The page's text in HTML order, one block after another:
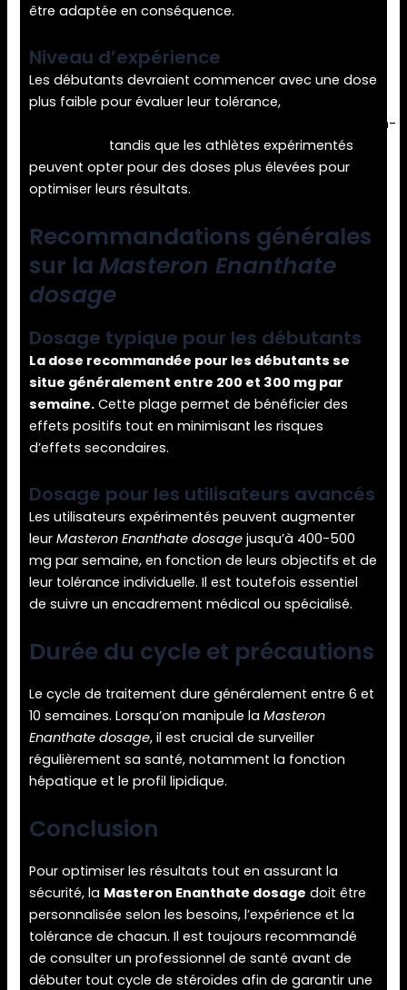
être adaptée en conséquence.
Niveau d’expérience
Les débutants devraient commencer avec une dose
plus faible pour évaluer leur tolérance,
https://drostanoloneacheter.com/produits/masteron-
tandis que les athlètes expérimentés
peuvent opter pour des doses plus élevées pour
optimiser leurs résultats.
Recommandations générales
sur laMasteron Enanthate
dosage
Dosage typique pour les débutants
La dose recommandée pour les débutants se
situe généralement entre 200 et 300 mg par
semaine. Cette plage permet de bénéficier des
effets positifs tout en minimisant les risques
d’effets secondaires.
Dosage pour les utilisateurs avancés
Les utilisateurs expérimentés peuvent augmenter
leurMasteron Enanthate dosage jusqu’à 400-500
mg par semaine, en fonction de leurs objectifs et de
leur tolérance individuelle. Il est toutefois essentiel
de suivre un encadrement médical ou spécialisé.
Durée du cycle et précautions
Le cycle de traitement dure généralement entre 6 et
10 semaines. Lorsqu’on manipule laMasteron
Enanthate dosage, il est crucial de surveiller
régulièrement sa santé, notamment la fonction
hépatique et le profil lipidique.
Conclusion
Pour optimiser les résultats tout en assurant la
sécurité, la Masteron Enanthate dosage doit être
personnalisée selon les besoins, l’expérience et la
tolérance de chacun. Il est toujours recommandé
de consulter un professionnel de santé avant de
débuter tout cycle de stéroïdes afin de garantir une